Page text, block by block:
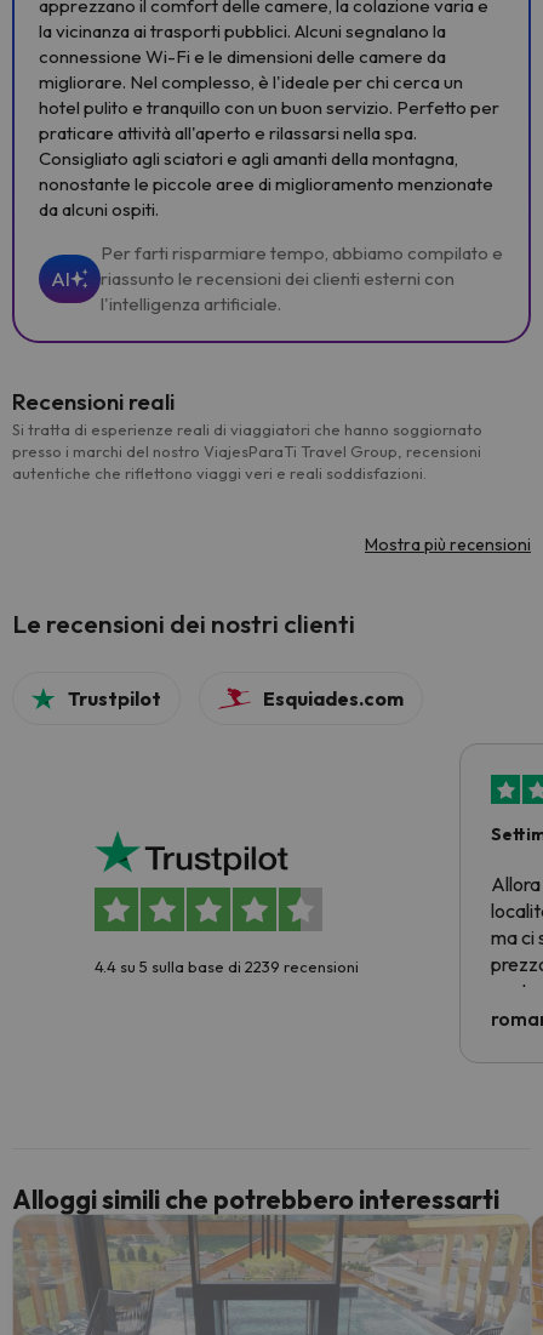
apprezzano il comfort delle camere, la colazione varia e
la vicinanza ai trasporti pubblici. Alcuni segnalano la
connessione Wi-Fi e le dimensioni delle camere da
migliorare. Nel complesso, è l'ideale per chi cerca un
hotel pulito e tranquillo con un buon servizio. Perfetto per
praticare attività all'aperto e rilassarsi nella spa.
Consigliato agli sciatori e agli amanti della montagna,
nonostante le piccole aree di miglioramento menzionate
da alcuni ospiti.
AI
Per farti risparmiare tempo, abbiamo compilato e
riassunto le recensioni dei clienti esterni con
l'intelligenza artificiale.
Recensioni reali
Si tratta di esperienze reali di viaggiatori che hanno soggiornato
presso i marchi del nostro ViajesParaTi Travel Group, recensioni
autentiche che riflettono viaggi veri e reali soddisfazioni.
Mostra più recensioni
Le recensioni dei nostri clienti
Trustpilot Esquiades.com
4.4 su 5 sulla base di 2239 recensioni
Allora
ma ci
Alloggi simili che potrebbero interessarti